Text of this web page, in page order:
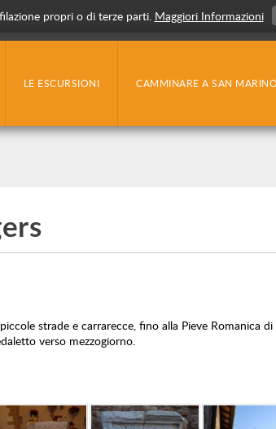
propri o di terze parti. Maggiori Informazioni
LE ESCURSIONI CAMMINARE A SAN MARINO
strade e carrarecce, fino alla Pieve Romanica
verso mezzogiorno.